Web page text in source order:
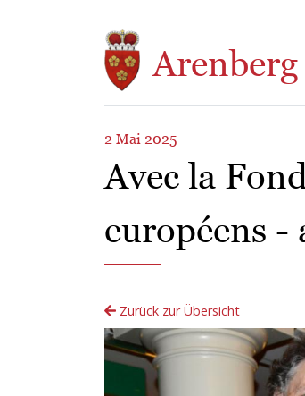
2 Mai 2025
Avec la
européens
Zurück zur Übersicht